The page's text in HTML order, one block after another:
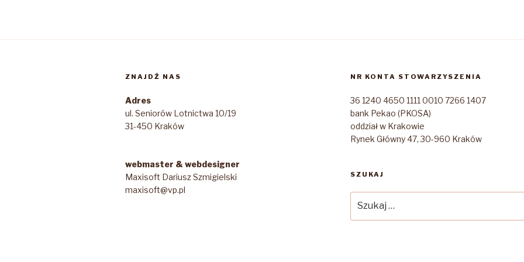
ZNAJDŹ NAS
Adres
ul. Seniorów Lotnictwa 10/19
31-450 Kraków
webmaster & webdesigner
Maxisoft Dariusz Szmigielski
maxisoft@vp.pl
NR KONTA STOWARZYSZENIA
36 1240 4650 1111 0010 7266 1407
bank Pekao (PKOSA)
oddział w Krakowie
Rynek Główny 47, 30-960 Kraków
SZUKAJ